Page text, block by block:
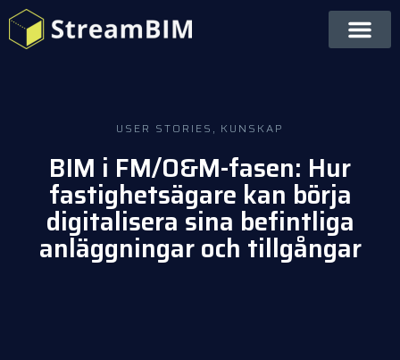
USER STORIES , KUNSKAP
BIM i FM/O&M-fasen: Hur
fastighetsägare kan börja
digitalisera sina befintliga
anläggningar och tillgångar